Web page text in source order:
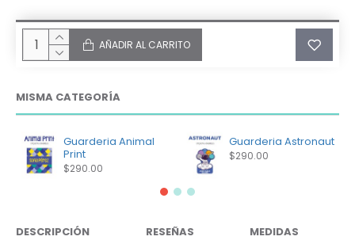
AÑADIR AL CARRITO
MISMA CATEGORÍA
Guarderia Animal
Print
$290.00
Guarderia Astronaut
$290.00
DESCRIPCIÓN RESEÑAS MEDIDAS